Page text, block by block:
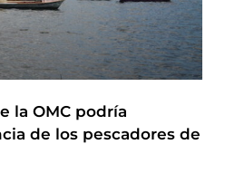
la OMC podría
de los pescadores de